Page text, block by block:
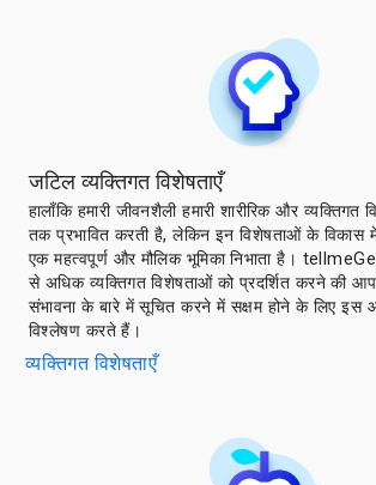
जटिल व्यक्तिगत विशेषताएँ
हालाँकि हमारी जीवनशैली हमारी शारीरिक और
तक प्रभावित करती है, लेकिन इन विशेषताओं के
एक महत्वपूर्ण और मौलिक भूमिका निभाता है।
से अधिक व्यक्तिगत विशेषताओं को प्रदर्शित करने की
संभावना के बारे में सूचित करने में सक्षम होने के लिए
विश्लेषण करते हैं।
व्यक्तिगत विशेषताएँ